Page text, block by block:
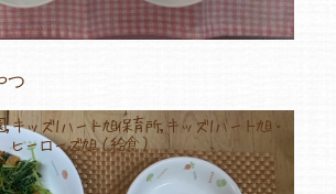
つ
キッズ1ハート旭保育所,キッズ1ハート旭・
ヒーローズ旭（給食）